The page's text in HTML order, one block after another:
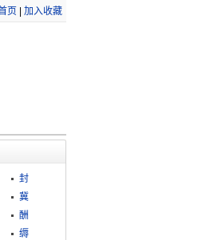
页 加入收藏
封
冀
酬
缛